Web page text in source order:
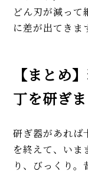
どん刃が減っ
に差が出てきま
【まとめ
丁を研ぎ
研ぎ器があれば
を終えて、いま
り、びっくり